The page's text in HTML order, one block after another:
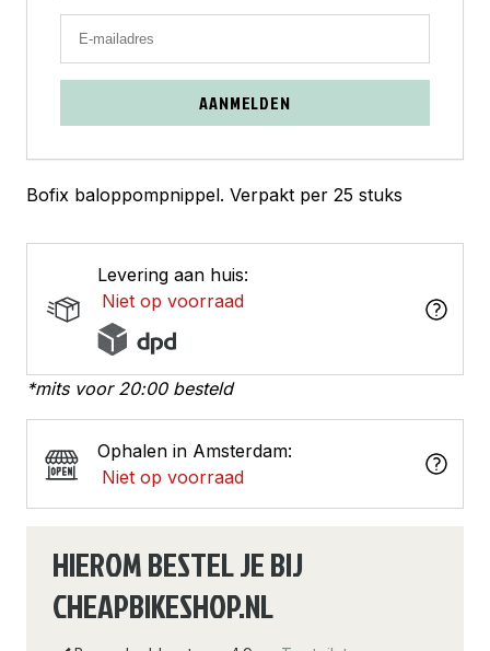
AANMELDEN
Bofix baloppompnippel. Verpakt per 25 stuks
Levering aan huis:
Niet op voorraad
*mits voor 20:00 besteld
Ophalen in Amsterdam:
Niet op voorraad
HIEROM BESTEL JE BIJ
CHEAPBIKESHOP.NL